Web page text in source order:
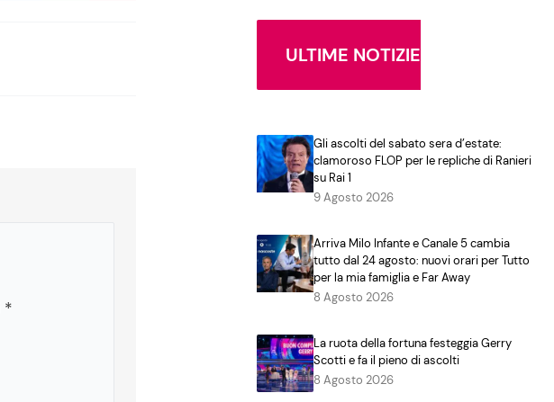
*
ULTIME NOTIZIE
Gli ascolti del sabato sera d’estate:
clamoroso FLOP per le repliche di Ranieri
su Rai 1
9 Agosto 2026
Arriva Milo Infante e Canale 5 cambia
tutto dal 24 agosto: nuovi orari per Tutto
per la mia famiglia e Far Away
8 Agosto 2026
La ruota della fortuna festeggia Gerry
Scotti e fa il pieno di ascolti
8 Agosto 2026